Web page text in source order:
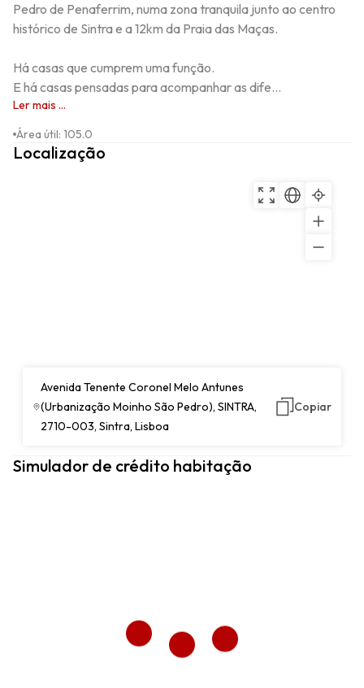
Pedro de Penaferrim, numa zona tranquila junto ao centro
histórico de Sintra e a 12km da Praia das Maças.
Há casas que cumprem uma função.
E há casas pensadas para acompanhar as dife...
Ler mais ...
Área útil: 105.0
Localização
Avenida Tenente Coronel Melo Antunes
(Urbanização Moinho São Pedro), SINTRA,
2710-003, Sintra, Lisboa
Copiar
Simulador de crédito habitação